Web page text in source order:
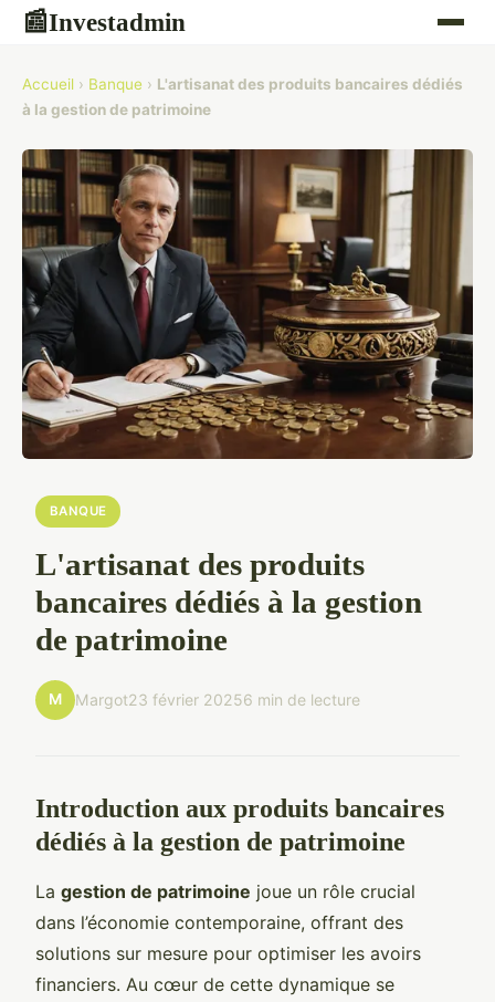
📰Investadmin
Accueil › Banque › L'artisanat des produits bancaires dédiés
à la gestion de patrimoine
BANQUE
L'artisanat des produits
bancaires dédiés à la gestion
de patrimoine
M Margot23 février 20256 min de lecture
Introduction aux produits bancaires
dédiés à la gestion de patrimoine
La gestion de patrimoine joue un rôle crucial
dans l’économie contemporaine, offrant des
solutions sur mesure pour optimiser les avoirs
financiers. Au cœur de cette dynamique se